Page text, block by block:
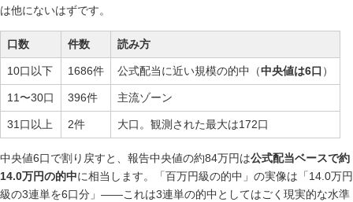
は他にないはずです。
口数 件数 読み方
10口以下 1686件 公式配当に近い規模の的中（中央値は6口 ）
11〜30口 396件 主流ゾーン
31口以上 2件 大口。観測された最大は172口
中央値6口で割り戻すと、報告中央値の約84万円は公式配当ベースで約
14.0万円の的中に相当します。「百万円級の的中」の実像は「14.0万円
級の3連単を6口分」——これは3連単の的中としてはごく現実的な水準